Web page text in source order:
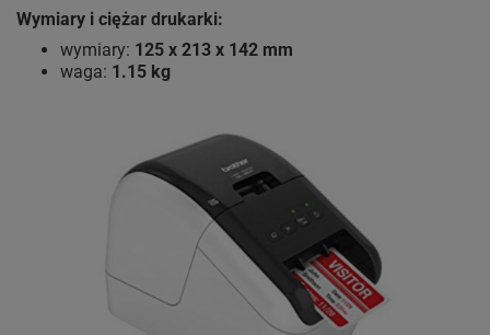
Wymiary i ciężar drukarki:
wymiary: 125 x 213 x 142 mm
waga: 1.15 kg